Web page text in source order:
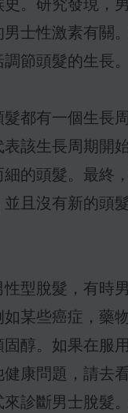
史。研究發現，
士性激素有關
節頭髮的生長。
都有一個生長
表該生長周期開
的頭髮。最終
且沒有新的頭
型脫髮，有時
某些癌症，藥
醇。如果在服
康問題，請去
來診斷男士脫髮